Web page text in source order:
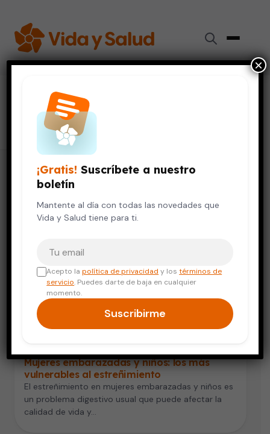
alimentos con fibra
4 artículos
Mujeres embarazadas y niños: los más
vulnerables al estreñimiento
El estreñimiento en mujeres embarazadas y niños es
un problema digestivo usual que puede afectar la
calidad de vida y…
¡Gratis! Suscríbete a nuestro
boletín
Mantente al día con todas las novedades que
Vida y Salud tiene para ti.
Acepto lapolítica de privacidad y lostérminos de
servicio. Puedes darte de baja en cualquier
momento.
Suscribirme
×